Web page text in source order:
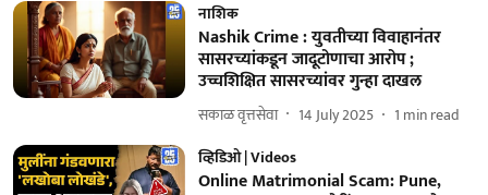
नाशिक
Nashik Crime : युवतीच्या विवाहानंतर
सासरच्यांकडून जादूटोणाचा आरोप ;
उच्चशिक्षित सासरच्यांवर गुन्हा दाखल
सकाळ वृत्तसेवा 14 July 2025 1 min read
व्हिडिओ | Videos
Online Matrimonial Scam: Pune,